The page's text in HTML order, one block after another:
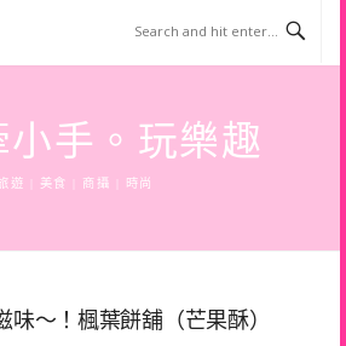
小手。玩樂趣
遊 | 美食 | 商攝 | 時尚
～！楓葉餅舖（芒果酥）